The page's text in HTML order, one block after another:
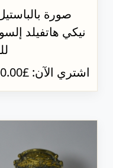
صورة
نيكي هاتفيلد
اشتري الآن: £200.00